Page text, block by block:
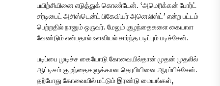
பயிற்சியினை எடுத்துக் கொண்டேன். ‘அமெரிக்கன் போர்ட்
சர்டிபைட் அசிஸ்டென்ட் பிகேவியர் அனெலிஸ்ட்’ என்ற பட்டம்
பெற்றதில் நானும் ஒருவர். மேலும் குழந்தைகளை கையாள
வேண்டும் என்பதால் உளவியல் சார்ந்த படிப்பும் படிச்சேன்.
படிப்பை முடிச்ச கையோடு கோவையில்தான் முதன் முதலில்
ஆட்டிசம் குழந்தைகளுக்கான தெரபியினை ஆரம்பிச்சேன்.
தற்போது கோவையில் மட்டும் இரண்டு மையங்கள்,